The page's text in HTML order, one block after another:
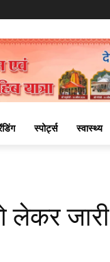
स्पोर्ट्स स्वास्थ्य
लेकर जारी